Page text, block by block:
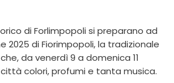
di Forlimpopoli si preparano ad
2025 di Fiorimpopoli, la tradizionale
da venerdì 9 a domenica 11
colori, profumi e tanta musica.